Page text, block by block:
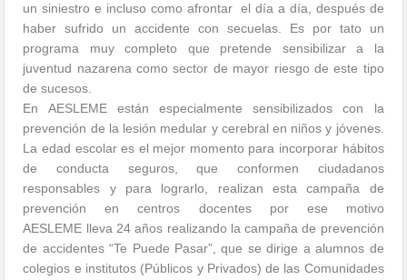
un siniestro e incluso como afrontar el día a día, después de
haber sufrido un accidente con secuelas. Es por tato un
programa muy completo que pretende sensibilizar a la
juventud nazarena como sector de mayor riesgo de este tipo
de sucesos.
En AESLEME están especialmente sensibilizados con la
prevención de la lesión medular y cerebral en niños y jóvenes.
La edad escolar es el mejor momento para incorporar hábitos
de conducta seguros, que conformen ciudadanos
responsables y para lograrlo, realizan esta campaña de
prevención en centros docentes por ese motivo
AESLEME lleva 24 años realizando la campaña de prevención
de accidentes “Te Puede Pasar”, que se dirige a alumnos de
colegios e institutos (Públicos y Privados) de las Comunidades